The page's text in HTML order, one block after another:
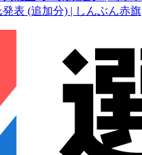
表 (追加分) | しんぶん赤旗